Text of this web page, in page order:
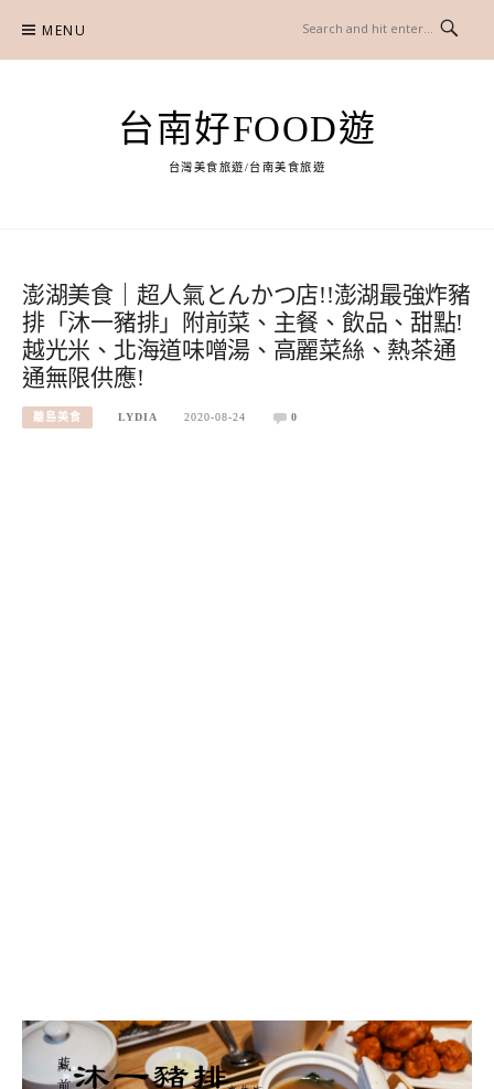
content
MENU
台南好FOOD遊
台灣美食旅遊/台南美食旅遊
澎湖美食｜超人氣とんかつ店!!澎湖最強炸豬
排「沐一豬排」附前菜、主餐、飲品、甜點!
越光米、北海道味噌湯、高麗菜絲、熱茶通
通無限供應!
離島美食 LYDIA 2020-08-24 0